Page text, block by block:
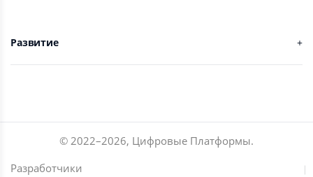
Развитие
© 2022–2026, Цифровые Платформы.
Разработчики